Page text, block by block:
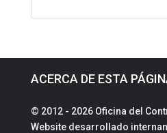
ACERCA DE ESTA
© 2012 - 2026 Oficina del
Website desarrollado